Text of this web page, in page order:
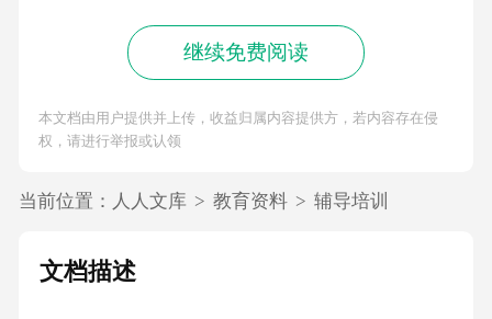
继续免费阅读
本文档由用户提供并上传，收益归属内容提供方，若内容存在侵
权，请进行举报或认领
当前位置： 人人文库 > 教育资料 > 辅导培训
文档描述